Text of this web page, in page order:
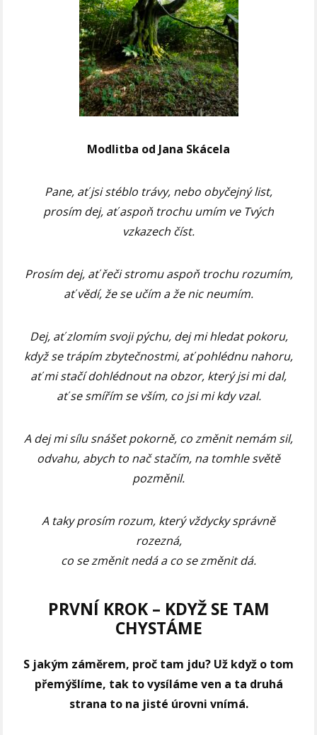
Modlitba od Jana Skácela
Pane, ať jsi stéblo trávy, nebo obyčejný list,
prosím dej, ať aspoň trochu umím ve Tvých
vzkazech číst.
Prosím dej, ať řeči stromu aspoň trochu rozumím,
ať vědí, že se učím a že nic neumím.
Dej, ať zlomím svoji pýchu, dej mi hledat pokoru,
když se trápím zbytečnostmi, ať pohlédnu nahoru,
ať mi stačí dohlédnout na obzor, který jsi mi dal,
ať se smířím se vším, co jsi mi kdy vzal.
A dej mi sílu snášet pokorně, co změnit nemám sil,
odvahu, abych to nač stačím, na tomhle světě
pozměnil.
A taky prosím rozum, který vždycky správně
rozezná,
co se změnit nedá a co se změnit dá.
PRVNÍ KROK – KDYŽ SE TAM
CHYSTÁME
S jakým záměrem, proč tam jdu? Už když o tom
přemýšlíme, tak to vysíláme ven a ta druhá
strana to na jisté úrovni vnímá.